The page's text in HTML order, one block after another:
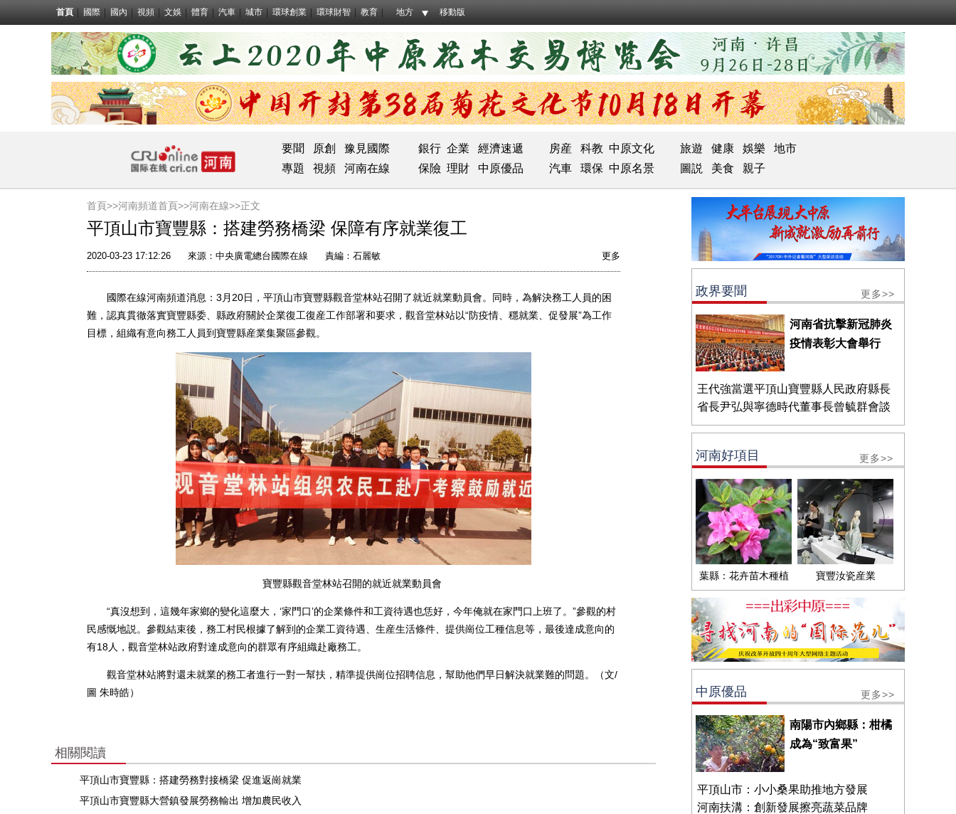
首頁 國際 國內 視頻 文娛 體育 汽車 城市 環球創業 環球財智 教育 地方 移動版
要聞 原創 豫見國際 銀行 企業 經濟速遞 房産 科教 中原文化 旅遊 健康 娛樂
地市
專題
視頻 河南在線 保險 理財 中原優品 汽車 環保 中原名景 圖説 美食 親子
首頁>>河南頻道首頁>>河南在線>>正文
平頂山市寶豐縣：搭建勞務橋梁 保障有序就業復工
2020-03-23 17:12:26 來源： 中央廣電總台國際在線 責編：石麗敏 更多
國際在線河南頻道消息：3月20日，平頂山市寶豐縣觀音堂林站召開了就近就業動員會。同時，為解決務工人員的困
難，認真貫徹落實寶豐縣委、縣政府關於企業復工復産工作部署和要求，觀音堂林站以“防疫情、穩就業、促發展”為工作
目標，組織有意向務工人員到寶豐縣産業集聚區參觀。
寶豐縣觀音堂林站召開的就近就業動員會
“真沒想到，這幾年家鄉的變化這麼大，‘家門口’的企業條件和工資待遇也恁好，今年俺就在家門口上班了。”參觀的村
民感慨地説。參觀結束後，務工村民根據了解到的企業工資待遇、生産生活條件、提供崗位工種信息等，最後達成意向的
有18人，觀音堂林站政府對達成意向的群眾有序組織赴廠務工。
觀音堂林站將對還未就業的務工者進行一對一幫扶，精準提供崗位招聘信息，幫助他們早日解決就業難的問題。（文/
圖 朱時皓）
相關閱讀
平頂山市寶豐縣：搭建勞務對接橋梁 促進返崗就業
平頂山市寶豐縣大營鎮發展勞務輸出 增加農民收入
政界要聞 更多>>
河南省抗擊新冠肺炎
疫情表彰大會舉行
王代強當選平頂山寶豐縣人民政府縣長
省長尹弘與寧德時代董事長曾毓群會談
河南好項目 更多>>
葉縣：花卉苗木種植 寶豐汝瓷産業
中原優品 更多>>
南陽市內鄉縣：柑橘
成為“致富果”
平頂山市：小小桑果助推地方發展
河南扶溝：創新發展擦亮蔬菜品牌